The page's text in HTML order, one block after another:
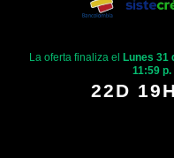
La oferta finaliza el
Lunes 31
11:59 p.
22D